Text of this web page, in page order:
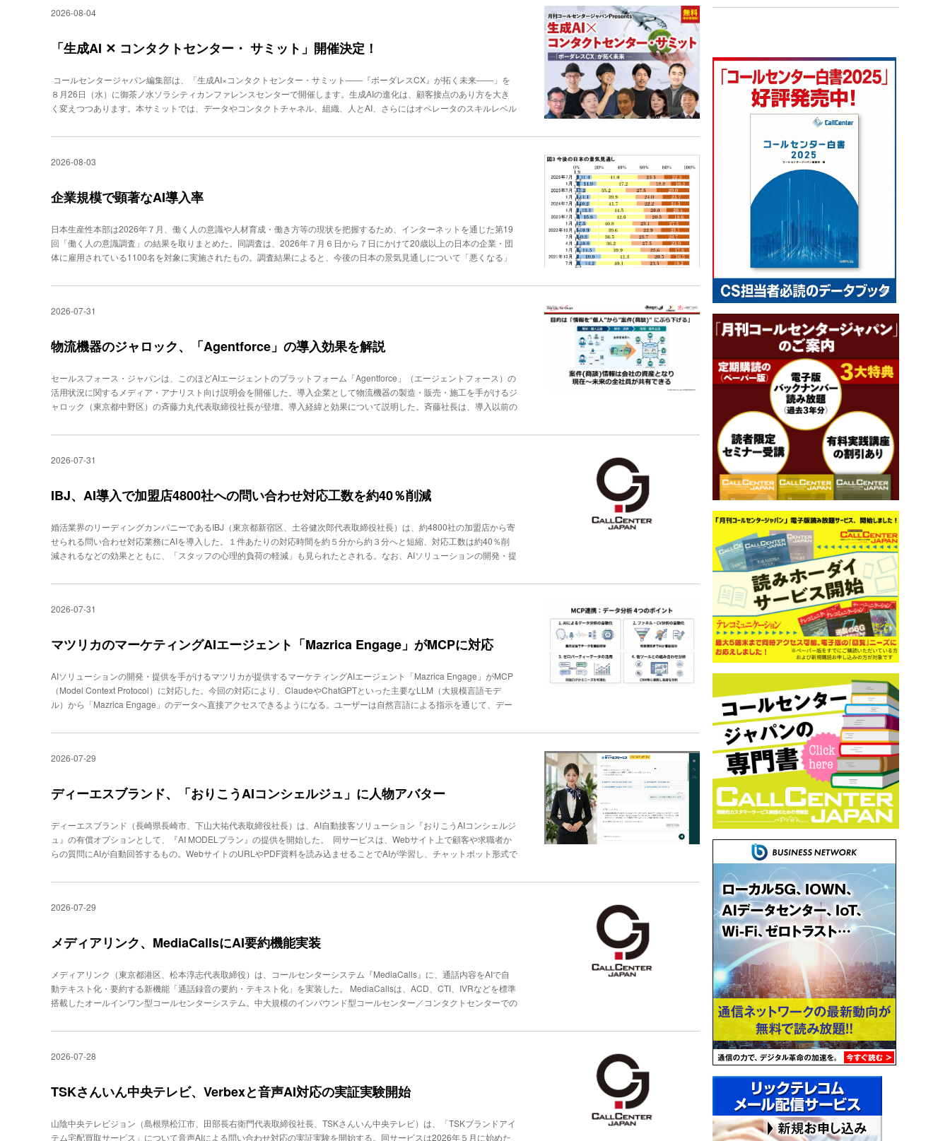
務プロセスなどの設計を主導する存在を人間と位置づける考え方だ。「生成AIが登場する以前から、日本は『人間中心のA
が重要」としたうえで、「AIを使うことでパフォーマンスが下がるリスクがあるのならば、AIじゃないという選択肢も必
でのエンターテインメントなど、アナログ空間の価値が高まっている」（宮田氏）という共通見解が示され、改めて「AIが
感じることができない、夕日の美しさといった五感での感受性、および問いを立てる力が人間の根本的価値」とまとめられ
た。AIを使う条件「専門性」「（社会）経験値」続いてのパネルディスカッションは、「AI時代の組織・人材育成」をテー
役会長の漆原 茂氏、Generative AI Japan理事でアルサーガパートナーズ 代表取締役会長兼CTOの小俣泰明氏が登壇した。
代、人はどう育つのか、（３）誰が人を育てるのかーーの３点。小俣氏は、「生成AIを有効に使うには、“専門性“がポイン
ほとんど使い物にならない。専門知識のある人間が細かく指示することで品質が完成されていく。生成AIに勝つ／負けるで
はなく、生成AIを上手く使うという意味では専門性を学ぶことが重要」と指摘した。やまざき氏は、手掛けている地方女性
っていく」と“経験”の重要性を強調。漆原氏は、「簡単に結果を求めるうようなAIの使用は思考力の低下につながるため、
失敗を経験しながら学ぶ環境が重要」と指摘したうえで、「人を育てるのはやはり人。AIは聞き手を忖度しがちな性質を持
っている」と指摘した。また、３名の共通見解として「１社単独でAI人材育成は困難。業界横断的なコミュニティでの共同
でに「実装」にシフトしており、フィジカルAIやバーティカルAIでの優位性確保、人間にしかできないことの価値再発見、
る。
んでいる。特定ワークフローにおける自律実行率は、スタッフ向け知識検索とワークフォース管理がそれぞれ74％、スタ
それぞれ71％に達している。また、AIの出力精度を「非常に正確」と評価した割合は日本が65％でグローバル平均の57％
を上回り、導入後30日以内に価値を実感した割合も日本の36％に対しグローバルは25％と、導入した企業での成果は顕著
イントも上回った。今後６カ月もこの傾向が続くと予測する割合も日本は75％（グローバル64％）と高く、精度への厳格
な姿勢がうかがえる。AIの活用方法においても、非AIエージェント型ですら「AIが推奨し、人間が確認・対応」という回答
が39％で最も多い。ヒューマン・イン・ザ・ループの手順が徹底されているという見方もできるが、「AIとの協業」で生
2026-08-04
「生成AI ✕ コンタクトセンター・ サミット」開催決定！
コールセンタージャパン編集部は、「生成AI×コンタクトセンター・サミット――『ボーダレスCX』が拓く未来――」を
８月26日（水）に御茶ノ水ソラシティカンファレンスセンターで開催します。生成AIの進化は、顧客接点のあり方を大き
く変えつつあります。本サミットでは、データやコンタクトチャネル、組織、人とAI、さらにはオペレータのスキルレベル
す。 基調パネルディスカッションは、「効率化の先にあるべきもの──『ファンを作る』ためのAI活用」。国内屈指のAIの
藤尚之氏（ファンベースカンパニー）が対談。CX向上のためのAI活用について徹底議論します。 テーマセッションでは、
壇企業は、メルカリ、パナソニックエレクトリックワークス、カウネット、JR西日本カスタマーリレーションズ、ベネッ
セコーポレーション、イオンフィナンシャルサービス、大嶌屋、みずほ銀行その他、最新AIソリューションを展示ブースお
にお越しください。イベント概要・参加受付はこちら。
2026-08-03
企業規模で顕著なAI導入率
日本生産性本部は2026年７月、働く人の意識や人材育成・働き方等の現状を把握するため、インターネットを通じた第19
回「働く人の意識調査」の結果を取りまとめた。同調査は、2026年７月６日から７日にかけて20歳以上の日本の企業・団
体に雇用されている1100名を対象に実施されたもの。調査結果によると、今後の日本の景気見通しについて「悪くなる」
向が明らかになった。クリックして拡大可職場におけるAIの導入状況についての調査では、「AIが１年以上前、あるいは最
2％、101〜1000名で30.0％、1001名以上で54.0％となっており、企業規模が大きくなるほど導入率が高い。「AIが導入さ
う前向きな意見が増加した一方で、情報漏洩や著作権侵害、漠然とした不安などの懸念も半数以上からあがっている。働き
方の変化については、テレワークの実施率が14.5％と過去の調査において最低を記録し、オフィス回帰の動きが拡大してい
に、育児休業等を取得する同僚の業務を代替する場合、75.1％の人が「人員の追加よりも、手当等の金銭的な支援をしてほ
しい」と希望しており、人員追加要望の３倍以上に達していることが判明した。
2026-07-31
物流機器のジャロック、「Agentforce」の導入効果を解説
セールスフォース・ジャパンは、このほどAIエージェントのプラットフォーム「Agentforce」（エージェントフォース）の
活用状況に関するメディア・アナリスト向け説明会を開催した。導入企業として物流機器の製造・販売・施工を手がけるジ
ャロック（東京都中野区）の斉藤力丸代表取締役社長が登壇。導入経緯と効果について説明した。斉藤社長は、導入以前の
るという事態を防ぐには、『情報を個人から企業資産へ転換する』ことが必要」と説明。そのうえで「情報を案件（商談）
の名称はSales Cloud）」を導入。2025年には「情報の共有からAIとの共生」という新たな経営ビジョンを描き、2025年1
動記録・要約：営業担当者の通話の記録（アンプトーク社の「amptalk」を採用、連携）、商談での会話をリアルタイムで
AIが集約、要約、商談・日報への取り込み、Googleカレンダーと連携し、営業担当者の記録負荷を大幅に軽減（２）商談
参考に次のアクションを自律的にサポート（３）社内AIエージェント：Salesforce上に構築した社内エージェントが社内ナ
レッジに即座に回答し、担当者が社内確認に費やす時間を削減（４）社外AIエージェント：公式ウェブサイト上に社外エー
ジェントを展開し、顧客からの問い合わせにリアルタイムで対応とくに重視した視点が、「AIが社員を育てるという発想」
（２）の商談スコアリングでは、５つの評価項目（顧客を知ること、ジャロックの価値を伝えること、顧客のお悩みを理解
といい、「オピニオンリーダー的な営業に先行導入し、その評価に基づき展開したのが大きなカギだった」と振り返る。現
に集約し、あらゆる社内情報を俯瞰する『AI管理職（COO）』の構築を目指す」（斉藤社長）としている。斉藤社長は、
「Agentforceはシステム費ではなく人件費という意識が必要」と強調。企業基盤を支えるインフラストラクチャーとして捉
えている。クリックして拡大可社内に散在する情報（ナレッジベース含む）の共有は、営業マンのみならずカスタマーサク
はそのロールモデルになり得るはずだ。
2026-07-31
IBJ、AI導入で加盟店4800社への問い合わせ対応工数を約40％削減
婚活業界のリーディングカンパニーであるIBJ（東京都新宿区、土谷健次郎代表取締役社長）は、約4800社の加盟店から寄
せられる問い合わせ対応業務にAIを導入した。１件あたりの対応時間を約５分から約３分へと短縮、対応工数は約40％削
減されるなどの効果とともに、「スタッフの心理的負荷の軽減」も見られたとされる。なお、AIソリューションの開発・提
限界にIBJは結婚相談所プラットフォーム事業を中心に、マッチングアプリや婚活パーティーの提供、さらにウェディン
更新している。こうした事業成長に伴い、加盟店からの問い合わせ件数も継続的に増加。対応は限られた人員で行われてお
担にもなっており、業務効率化は急務の課題となっていた。提案から２週間で開発開始、約２カ月で実装課題解決に向け、
IBJはAIソリューションベンダーのエスタイルを開発パートナーに選定。選定の決め手となったのは、PoCや見積もりなど
ー」になる得るという評価だった。意思決定から開発開始まではわずか２週間。プロジェクト全体の完了までも約２カ月と
いう短期間で実現した。導入したのは、エスタイルの「Spindle AI」を活用したセミオーダーメイド型のAI開発ソリューシ
ョンだ。IBJが既存の加盟店向け業務システムに使用しているチャット機能に、「AIで返信案を作成する」ボタンを組み込
面の中で作業を完結できている。開発においては、現場スタッフに実際にシステムを使用させ、回答のトーンや表現につい
約40％削減。担当スタッフからは「返信スピードが上がった」「文章を考えるストレスが減った」といった声も上がって
えてチームの雰囲気が改善されたほか、生じた余白時間を加盟店向け研修などの新たな施策に充てられている。また、新任
スタッフがAIを活用しながら業務知識を習得できるようになるなど、組織全体の生産性向上にも寄与している。
2026-07-31
マツリカのマーケティングAIエージェント「Mazrica Engage」がMCPに対応
AIソリューションの開発・提供を手がけるマツリカが提供するマーケティングAIエージェント「Mazrica Engage」がMCP
（Model Context Protocol）に対応した。今回の対応により、ClaudeやChatGPTといった主要なLLM（大規模言語モデ
ル）から「Mazrica Engage」のデータへ直接アクセスできるようになる。ユーザーは自然言語による指示を通じて、デー
分析の自動化」：自然言語の指示でローデータを自動取得・分析し、事前の仮説設定なしにAIが多角的な視点から示唆を提
ム閲覧率、コンバージョン数を自動で集計・分析し、ボトルネックの特定と改善施策を自動提案する。（３）「ゼロパーテ
ニーズの可視化を実現する。（４）「他ツールとの組み合わせ分析」：Google Analytics（GA）やSFA/CRMツールとの統
合によるクロスデータ分析が可能になる。MCP対応により実現できること（プレスリリースから編集部が生成AIにて作
nalyticsとの複合分析対応なども予定している。「Mazrica Engage」は、WebサイトやBtoB営業・マーケティング資料な
ど、顧客接点において、顧客１人ひとりに最適な情報を届けるAIエージェントとして、引き合い・商談創出の最大化を目指
すプロダクトであり、カスタマーサクセス部門との親和性も高いと推察される。
2026-07-29
ディーエスブランド、「おりこうAIコンシェルジュ」に人物アバター
ディーエスブランド（長崎県長崎市、下山大祐代表取締役社長）は、AI自動接客ソリューション『おりこうAIコンシェルジ
ュ』の有償オプションとして、『AI MODELプラン』の提供を開始した。 同サービスは、Webサイト上で顧客や求職者か
らの質問にAIが自動回答するもの。WebサイトのURLやPDF資料を読み込ませることでAIが学習し、チャットボット形式で
物アバターが案内する対話型のWeb接客体験を提供する。導入企業は、同社が用意した３名のAIモデルから用途や企業イメ
時にはアバター動画が連動し、発話内容に合わせたリップシンクで表現する。 想定用途は、企業サイトでの受付・案内、
や多言語接客など。同社は、Web上の接客体験の質を高め、企業ブランディングやマーケティング活用を支援するとして
いる。
2026-07-29
メディアリンク、MediaCallsにAI要約機能実装
メディアリンク（東京都港区、松本淳志代表取締役）は、コールセンターシステム『MediaCalls』に、通話内容をAIで自
動テキスト化・要約する新機能「通話録音の要約・テキスト化」を実装した。 MediaCallsは、ACD、CTI、IVRなどを標準
搭載したオールインワン型コールセンターシステム。中大規模のインバウンド型コールセンター／コンタクトセンターでの
ト化し、オペレータと顧客の発話をチャット形式で表示する。話者分離、キーワード検索、辞書登録に対応し、テキスト化
発信者の氏名、企業名、契約番号などの情報も自動抽出する。あらかじめ登録した問い合わせ種別と通話内容を照合し、AI
として登録できる。 問い合わせ種別の分布や時系列推移はレポートで可視化する。分析済み通話数、最多種別、種別数、
自動生成種別数などを一覧でき、集計データはCSVでダウンロード可能だ。料金は１ライセンスあたり月額8000円で、主
2026-07-28
TSKさんいん中央テレビ、Verbexと音声AI対応の実証実験開始
山陰中央テレビジョン（島根県松江市、田部長右衛門代表取締役社長、TSKさんいん中央テレビ）は、「TSKブランドアイ
テム宅配買取サービス」について音声AIによる問い合わせ対応の実証実験を開始する。同サービスは2026年５月に始めた